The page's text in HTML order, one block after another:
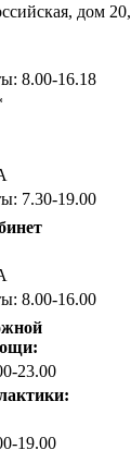
дом 20,
8.00-16.18
7.30-19.00
8.00-16.00
23.00
19.00